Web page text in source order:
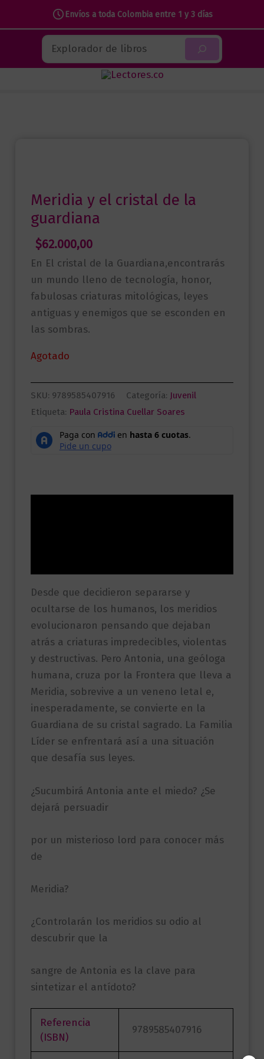
Envíos a toda Colombia entre 1 y 3 días
contenido
Buscar
Meridia y el cristal de la
guardiana
$62.000,00
En El cristal de la Guardiana,encontrarás
un mundo lleno de tecnología, honor,
fabulosas criaturas mitológicas, leyes
antiguas y enemigos que se esconden en
las sombras.
Agotado
SKU: 9789585407916 Categoría: Juvenil
Etiqueta: Paula Cristina Cuellar Soares
Desde que decidieron separarse y
ocultarse de los humanos, los meridios
evolucionaron pensando que dejaban
atrás a criaturas impredecibles, violentas
y destructivas. Pero Antonia, una geóloga
humana, cruza por la Frontera que lleva a
Meridia, sobrevive a un veneno letal e,
inesperadamente, se convierte en la
Guardiana de su cristal sagrado. La Familia
Líder se enfrentará así a una situación
que desafía sus leyes.
¿Sucumbirá Antonia ante el miedo? ¿Se
dejará persuadir
por un misterioso lord para conocer más
de
Meridia?
¿Controlarán los meridios su odio al
descubrir que la
sangre de Antonia es la clave para
sintetizar el antídoto?
Referencia
(ISBN)
9789585407916